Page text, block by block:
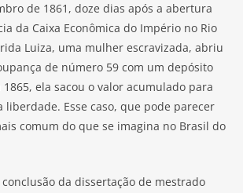
de 1861, doze dias após a abertura
da Caixa Econômica do Império no Rio
Luiza, uma mulher escravizada, abriu
de número 59 com um depósito
ela sacou o valor acumulado para
Esse caso, que pode parecer
comum do que se imagina no Brasil do
da dissertação de mestrado